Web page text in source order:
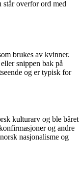
står overfor ord med
brukes av kvinner.
snippen bak på
og er typisk for
kulturarv og ble båret
og andre
nasjonalisme og